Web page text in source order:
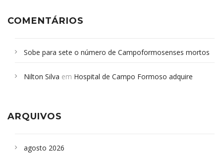
COMENTÁRIOS
Sobe para sete o número de Campoformosenses mortos
Campoformosenses que morreram em desabamentos são
Nilton Silva em Hospital de Campo Formoso adquire
ARQUIVOS
agosto 2026